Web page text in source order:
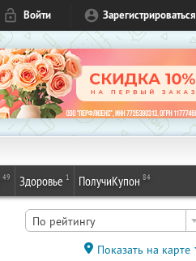
Войти Зарегистрироваться
49 Здоровье 1 ПолучиКупон 84
По рейтингу
Показать на карте